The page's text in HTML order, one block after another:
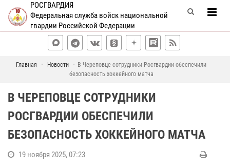
РОСГВАРДИЯ
Федеральная служба войск национальной
гвардии Российской Федерации
Главная Новости
В Череповце сотрудники Росгвардии обеспечили
безопасность хоккейного матча
В ЧЕРЕПОВЦЕ СОТРУДНИКИ
РОСГВАРДИИ ОБЕСПЕЧИЛИ
БЕЗОПАСНОСТЬ ХОККЕЙНОГО МАТЧА
19 ноября 2025, 07:23